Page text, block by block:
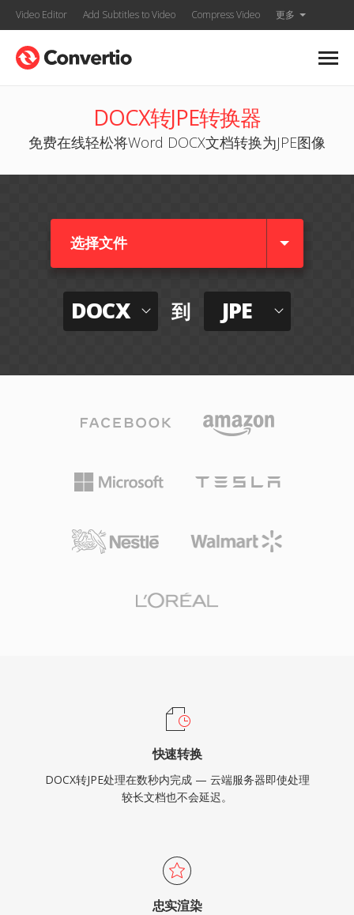
Video Editor Add Subtitles to Video Compress Video 更多
DOCX转JPE转换器
免费在线轻松将Word DOCX文档转换为JPE图像
选择文件
DOCX 到 JPE
快速转换
DOCX转JPE处理在数秒内完成 — 云端服务器即使处理
较长文档也不会延迟。
忠实渲染